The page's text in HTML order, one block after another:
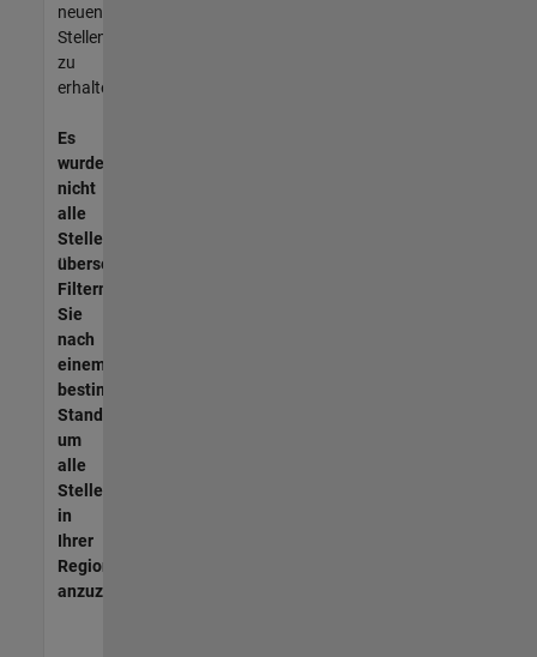
neuen
Stellenangeboten
zu
erhalten.
Es
wurden
nicht
alle
Stellen
übersetzt.
Filtern
Sie
nach
einem
bestimmten
Standort,
um
alle
Stellenangebote
in
Ihrer
Region
anzuzeigen.